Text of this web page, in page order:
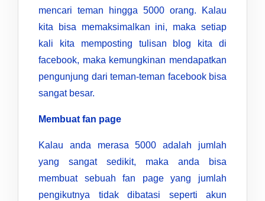
mencari teman hingga 5000 orang. Kalau
kita bisa memaksimalkan ini, maka setiap
kali kita memposting tulisan blog kita di
facebook, maka kemungkinan mendapatkan
pengunjung dari teman-teman facebook bisa
sangat besar.
Membuat fan page
Kalau anda merasa 5000 adalah jumlah
yang sangat sedikit, maka anda bisa
membuat sebuah fan page yang jumlah
pengikutnya tidak dibatasi seperti akun